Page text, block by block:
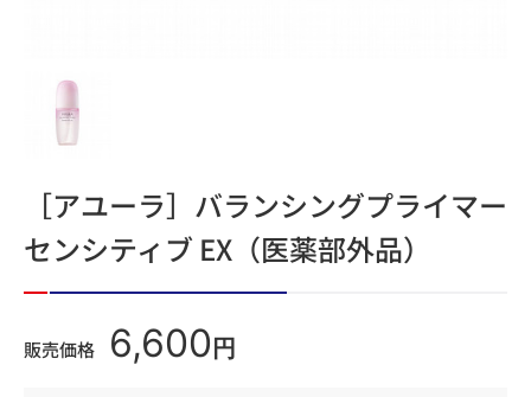
［アユーラ］バランシングプライマー
センシティブ EX（医薬部外品）
販売価格 6,600 円